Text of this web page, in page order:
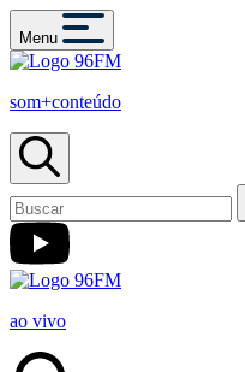
Menu
som+conteúdo
ao vivo